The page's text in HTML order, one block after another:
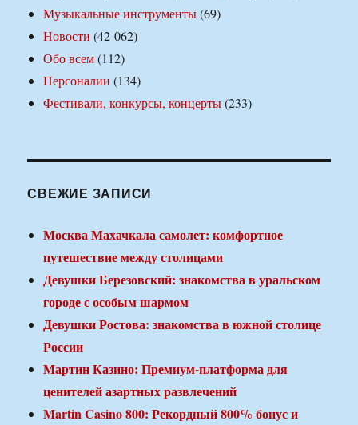
Музыкальные инструменты(69)
Новости (42 062)
Обо всем(112)
Персоналии (134)
Фестивали, конкурсы, концерты(233)
СВЕЖИЕ ЗАПИСИ
Москва Махачкала самолет: комфортное
путешествие между столицами
Девушки Березовский: знакомства в уральском
городе с особым шармом
Девушки Ростова: знакомства в южной столице
России
Мартин Казино: Премиум-платформа для
ценителей азартных развлечений
Martin Casino 800: Рекордный 800% бонус и